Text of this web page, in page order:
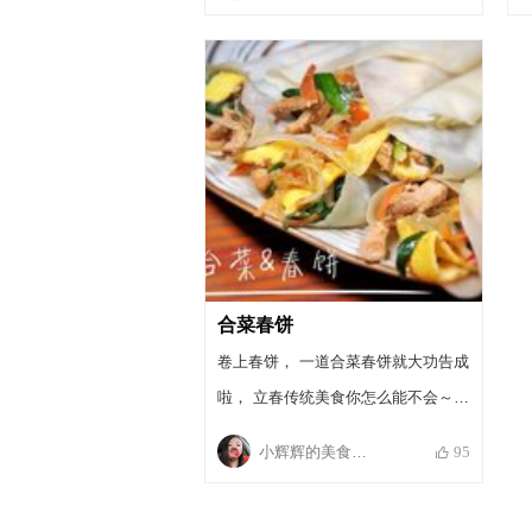
面食的弟妹，她说就是用温水啊。顿
时大悟。就这样，温水和面，尽量把
面和得软些。
合菜春饼
卷上春饼， 一道合菜春饼就大功告成
啦， 立春传统美食你怎么能不会～
快来试一下吧～
小辉辉的美食日记
95